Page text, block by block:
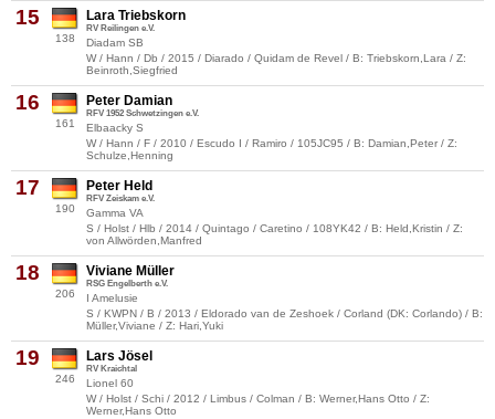
15
138
Lara Triebskorn
RV Reilingen e.V.
Diadam SB
W / Hann / Db / 2015 / Diarado / Quidam de Revel / B: Triebskorn,Lara / Z:
Beinroth,Siegfried
16
161
Peter Damian
RFV 1952 Schwetzingen e.V.
Elbaacky S
W / Hann / F / 2010 / Escudo I / Ramiro / 105JC95 / B: Damian,Peter / Z:
Schulze,Henning
17
190
Peter Held
RFV Zeiskam e.V.
Gamma VA
S / Holst / Hlb / 2014 / Quintago / Caretino / 108YK42 / B: Held,Kristin / Z:
von Allwörden,Manfred
18
206
Viviane Müller
RSG Engelberth e.V.
I Amelusie
S / KWPN / B / 2013 / Eldorado van de Zeshoek / Corland (DK: Corlando) / B:
Müller,Viviane / Z: Hari,Yuki
19
246
Lars Jösel
RV Kraichtal
Lionel 60
W / Holst / Schi / 2012 / Limbus / Colman / B: Werner,Hans Otto / Z:
Werner,Hans Otto